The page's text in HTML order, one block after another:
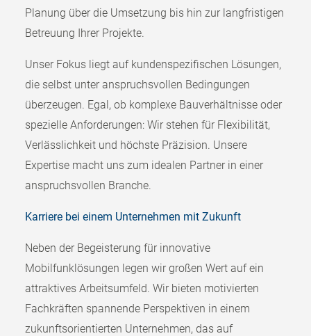
Planung über die Umsetzung bis hin zur langfristigen
Betreuung Ihrer Projekte.
Unser Fokus liegt auf kundenspezifischen Lösungen,
die selbst unter anspruchsvollen Bedingungen
überzeugen. Egal, ob komplexe Bauverhältnisse oder
spezielle Anforderungen: Wir stehen für Flexibilität,
Verlässlichkeit und höchste Präzision. Unsere
Expertise macht uns zum idealen Partner in einer
anspruchsvollen Branche.
Karriere bei einem Unternehmen mit Zukunft
Neben der Begeisterung für innovative
Mobilfunklösungen legen wir großen Wert auf ein
attraktives Arbeitsumfeld. Wir bieten motivierten
Fachkräften spannende Perspektiven in einem
zukunftsorientierten Unternehmen, das auf